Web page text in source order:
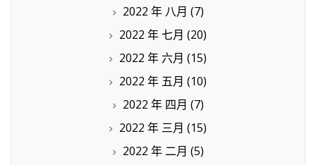
2022 年 八月 (7)
2022 年 七月 (20)
2022 年 六月 (15)
2022 年 五月 (10)
2022 年 四月 (7)
2022 年 三月 (15)
2022 年 二月 (5)